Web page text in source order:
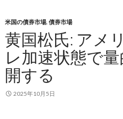
キ
ッ
プ
米国の債券市場, 債券市場
黄国松氏: アメ
レ加速状態で
開する
2025年10月5日